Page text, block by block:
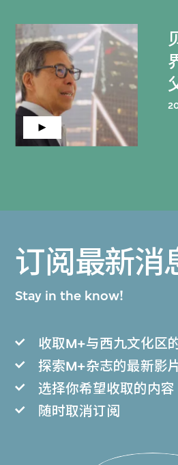
订阅最新消
Stay in the know!
收取M+与西九文化区
探索M+杂志的最新影
选择你希望收取的内容
随时取消订阅